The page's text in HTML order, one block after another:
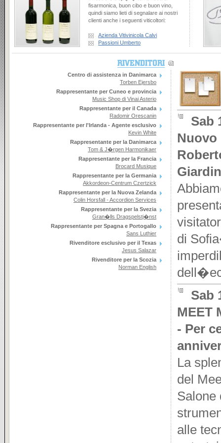
cera
dolce
cliente
La
vanta
di
fisarmonica, buon cibo e buon vino,
quindi siamo lieti di segnalare ai nostri
clienti anche i seguenti viticoltori:
Azienda Vitivinicola Calvi
Passioni Umberto
Centro di assistenza in Danimarca
Torben Ejersbo
Rappresentante per Cuneo e provincia
Music Shop di Vinai Asterio
Rappresentante per il Canada
Radomir Orescanin
Rappresentante per l'Irlanda - Agente esclusivo
Kevin White
Rappresentante per la Danimarca
Tom & J�rgen Harmonikaer
Rappresentante per la Francia
Brocard Musique
Rappresentante per la Germania
Akkordeon-Centrum Czertzick
Rappresentante per la Nuova Zelanda
Colin Horsfall - Accordion Services
Rappresentante per la Svezia
Gran�lls Dragspelstj�nst
Rappresentante per Spagna e Portogallo
Sans Luthier
Rivenditore esclusivo per il Texas
Jesus Salazar
Rivenditore per la Scozia
Norman English
Sab
Nuovo
di
Sab
MEET
- Per
La
del
Salone
alle